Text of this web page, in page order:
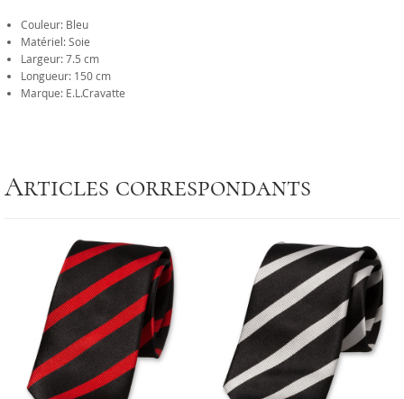
Couleur: Bleu
Matériel: Soie
Largeur: 7.5 cm
Longueur: 150 cm
Marque: E.L.Cravatte
Articles correspondants